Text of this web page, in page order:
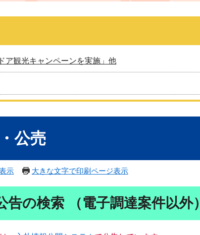
ア観光キャンペーンを実施」他
公売
示 大きな文字で印刷ページ表示
告の検索 （電子調達案件以外）